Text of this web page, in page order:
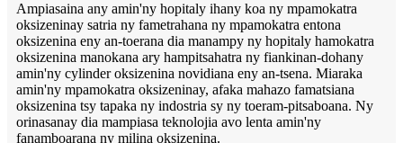
Ampiasaina any amin'ny hopitaly ihany koa ny mpamokatra
oksizeninay satria ny fametrahana ny mpamokatra entona
oksizenina eny an-toerana dia manampy ny hopitaly hamokatra
oksizenina manokana ary hampitsahatra ny fiankinan-dohany
amin'ny cylinder oksizenina novidiana eny an-tsena. Miaraka
amin'ny mpamokatra oksizeninay, afaka mahazo famatsiana
oksizenina tsy tapaka ny indostria sy ny toeram-pitsaboana. Ny
orinasanay dia mampiasa teknolojia avo lenta amin'ny
fanamboarana ny milina oksizenina.